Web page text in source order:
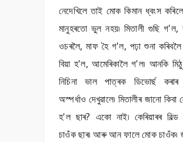
নেদেখিলে তাই মোক কিমান ধ্বংস
মানুহৰতো ভুল নহয়৷ মিতালী গুছি গ'ল,
ওচৰলৈ, মাফ হৈ গ'ল, পঢ়া শুনা কৰিবলৈ
বিয়া হ'ল, আমেৰিকালৈ গ'ল৷ আনকি
নিচিনা ভাল পাত্ৰক ডিভোৰ্ছ কৰাৰ
অস্পৰ্ধাও দেখুৱালে৷ মিতালীৰ জানো কিবা
হ'ল ছাৰ? একো নাই৷ কেৰিয়াৰৰ
চাওঁক ছাৰ৷ আৰু আন ফালে মোক চাওঁক৷